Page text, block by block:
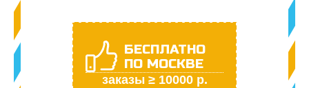
БЕСПЛАТНО
ПО МОСКВЕ
заказы ≥ 10000 р.